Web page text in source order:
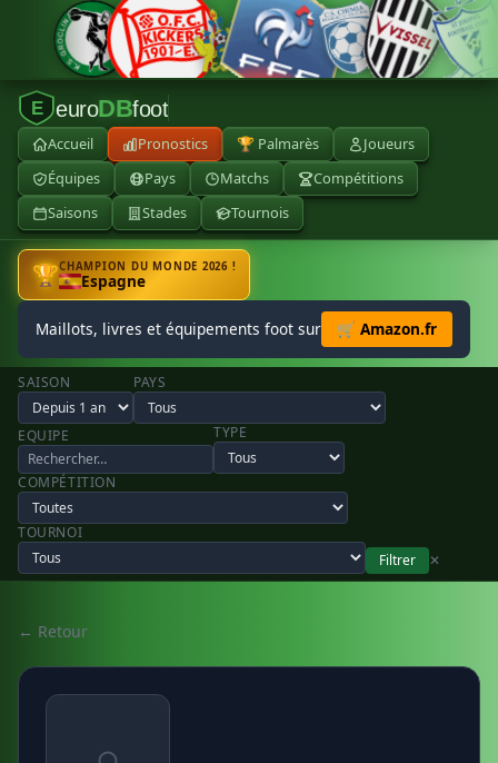
E euroDBfoot
Accueil Pronostics 🏆 Palmarès
Joueurs
Équipes
Pays Matchs
Compétitions
Saisons
Stades Tournois
🏆CHAMPION DU MONDE 2026 !
Espagne
Maillots, livres et équipements foot sur 🛒 Amazon.fr
SAISON PAYS
EQUIPE TYPE
COMPÉTITION
TOURNOI
Filtrer
✕
← Retour